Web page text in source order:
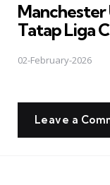
Manchester
Tatap Liga
02-February-2026
Leave a